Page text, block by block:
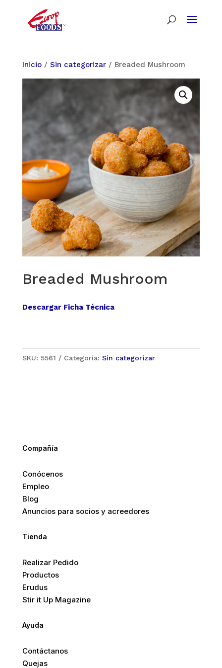
Inicio/ Sin categorizar/ Breaded Mushroom
Breaded Mushroom
Descargar Ficha Técnica
SKU: 5561 Categoría: Sin categorizar
Compañía
Conócenos
Empleo
Blog
Anuncios para socios y acreedores
Tienda
Realizar Pedido
Productos
Erudus
Stir it Up Magazine
Ayuda
Contáctanos
Quejas